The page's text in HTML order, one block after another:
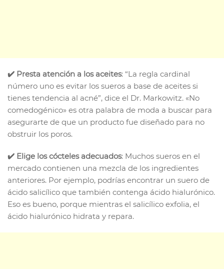
✔️ Presta atención a los aceites: “La regla cardinal
número uno es evitar los sueros a base de aceites si
tienes tendencia al acné”, dice el Dr. Markowitz. «No
comedogénico» es otra palabra de moda a buscar para
asegurarte de que un producto fue diseñado para no
obstruir los poros.
✔️ Elige los cócteles adecuados: Muchos sueros en el
mercado contienen una mezcla de los ingredientes
anteriores. Por ejemplo, podrías encontrar un suero de
ácido salicílico que también contenga ácido hialurónico.
Eso es bueno, porque mientras el salicílico exfolia, el
ácido hialurónico hidrata y repara.